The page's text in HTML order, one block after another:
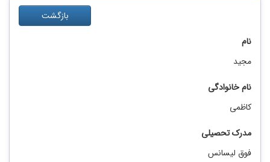
بازگشت
نام
مجید
نام خانوادگی
کاظمی
مدرک تحصیلی
فوق لیسانس